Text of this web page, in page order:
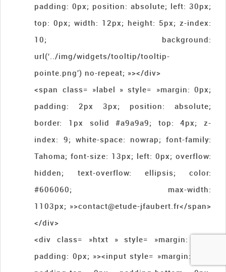
padding: 0px; position: absolute; left: 30px;
top: 0px; width: 12px; height: 5px; z-index:
10; background:
url(‘../img/widgets/tooltip/tooltip-
pointe.png’) no-repeat; »></div>
<span class= »label » style= »margin: 0px;
padding: 2px 3px; position: absolute;
border: 1px solid #a9a9a9; top: 4px; z-
index: 9; white-space: nowrap; font-family:
Tahoma; font-size: 13px; left: 0px; overflow:
hidden; text-overflow: ellipsis; color:
#606060; max-width:
1103px; »>contact@etude-jfaubert.fr</span>
</div>
<div class= »htxt » style= »margin: 0px;
padding: 0px; »><input style= »margin: 0px;